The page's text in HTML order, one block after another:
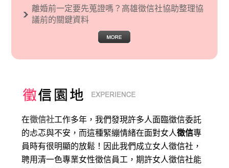
離婚前一定要先蒐證嗎？高雄徵信社協助整理協
議前的關鍵資料
在徵信社工作多年，我們發現許多人面臨徵信委託
的忐忑與不安，而這種緊繃情緒在面對女人徵信專
員時有很明顯的放鬆！因此我們成立女人徵信社，
聘用清一色專業女性徵信員工，期許女人徵信社能